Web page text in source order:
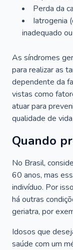
Perda da
Iatrogenia
inadequado
As síndromes
para realizar as
dependente da
vistas como
atuar para
qualidade de
Quando
No Brasil,
60 anos, mas
indivíduo. Por
há outras
geriatra, por
Idosos que
saúde com um